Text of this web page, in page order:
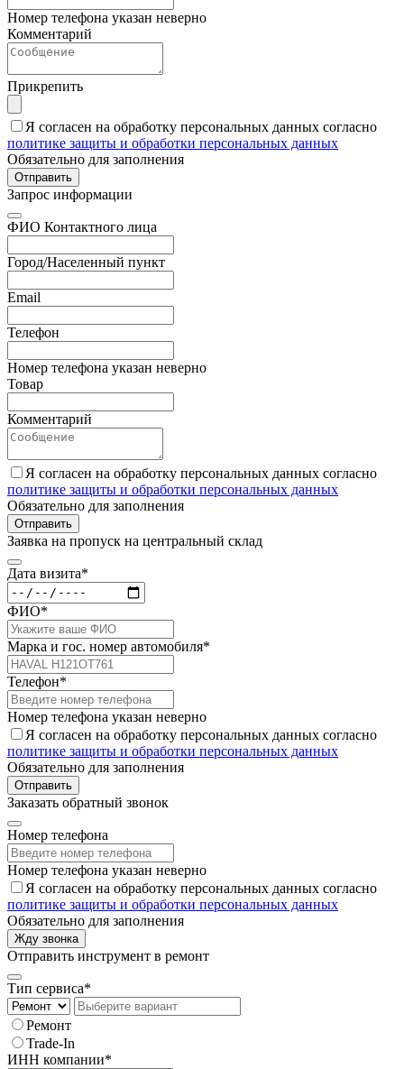
Номер телефона указан неверно
Комментарий
Прикрепить
Я согласен на обработку персональных данных согласно
политике защиты и обработки персональных данных
Обязательно для заполнения
Отправить
Запрос информации
ФИО Контактного лица
Город/Населенный пункт
Email
Телефон
Номер телефона указан неверно
Товар
Комментарий
Я согласен на обработку персональных данных согласно
политике защиты и обработки персональных данных
Обязательно для заполнения
Отправить
Заявка на пропуск на центральный склад
Дата визита*
ФИО*
Марка и гос. номер автомобиля*
Телефон*
Номер телефона указан неверно
Я согласен на обработку персональных данных согласно
политике защиты и обработки персональных данных
Обязательно для заполнения
Отправить
Заказать обратный звонок
Номер телефона
Номер телефона указан неверно
Я согласен на обработку персональных данных согласно
политике защиты и обработки персональных данных
Обязательно для заполнения
Жду звонка
Отправить инструмент в ремонт
Тип сервиса*
Ремонт
Trade-In
ИНН компании*